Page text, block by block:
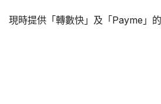
現時提供「轉數快」及「Payme」